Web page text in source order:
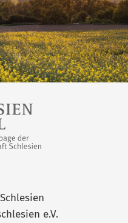
e.V.